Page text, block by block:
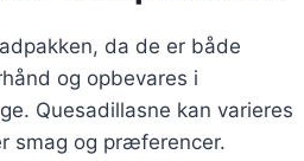
da de er både
og opbevares i
Quesadillasne kan varieres
smag og præferencer.